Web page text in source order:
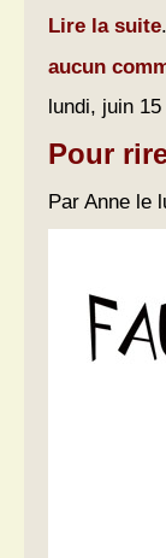
Lire la suite
aucun
lundi, juin 15
Pour
Par Anne le